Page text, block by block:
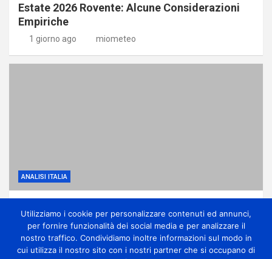
Estate 2026 Rovente: Alcune Considerazioni
Empiriche
1 giorno ago miometeo
ANALISI ITALIA
qualche temporale di calore
2 giorni ago miometeo
Utilizziamo i cookie per personalizzare contenuti ed annunci,
per fornire funzionalità dei social media e per analizzare il
nostro traffico. Condividiamo inoltre informazioni sul modo in
cui utilizza il nostro sito con i nostri partner che si occupano di